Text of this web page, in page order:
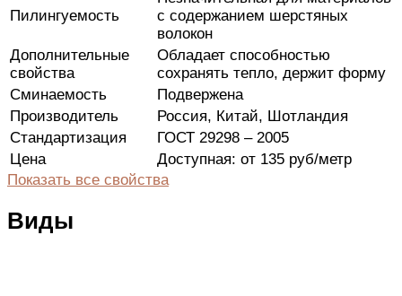
Пилингуемость
с содержанием шерстяных
волокон
Дополнительные
свойства
Обладает способностью
сохранять тепло, держит форму
Сминаемость
Подвержена
Производитель
Россия, Китай, Шотландия
Стандартизация
ГОСТ 29298 – 2005
Цена
Доступная: от 135 руб/метр
Показать все свойства
Виды